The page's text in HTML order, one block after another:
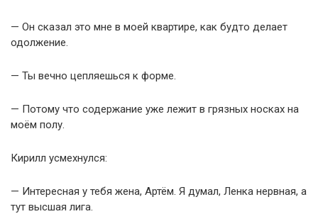
— Он сказал это мне в моей квартире, как будто делает
одолжение.
— Ты вечно цепляешься к форме.
— Потому что содержание уже лежит в грязных носках на
моём полу.
Кирилл усмехнулся:
— Интересная у тебя жена, Артём. Я думал, Ленка нервная, а
тут высшая лига.